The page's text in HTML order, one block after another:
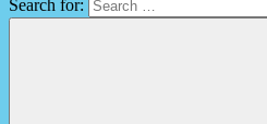
Search for: